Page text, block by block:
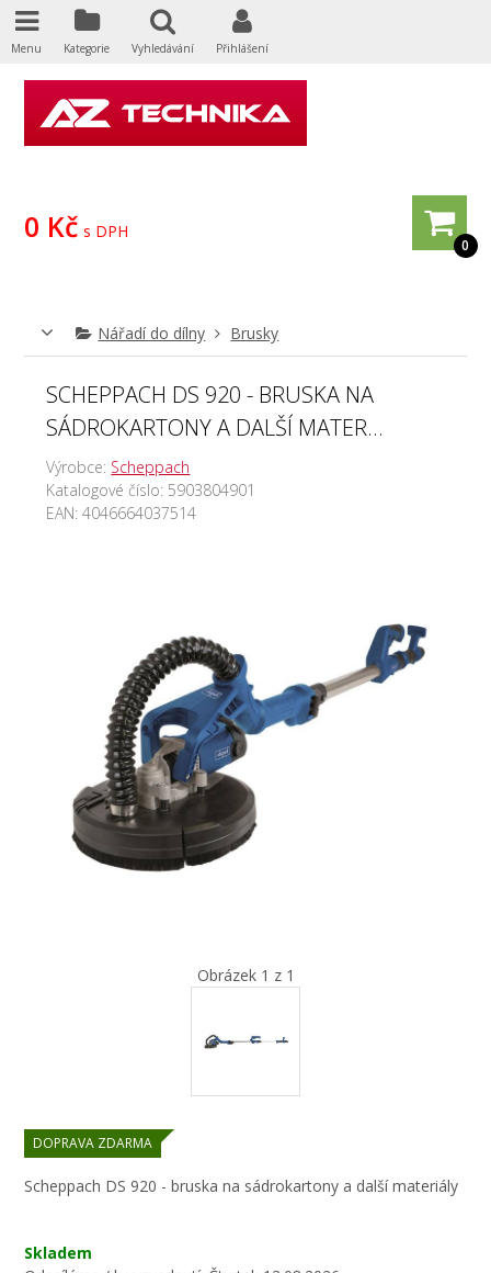
0
0 Kč s DPH
Nářadí do dílny Brusky
SCHEPPACH DS 920 - BRUSKA NA
SÁDROKARTONY A DALŠÍ MATER...
Výrobce: Scheppach
Katalogové číslo: 5903804901
EAN:4046664037514
Obrázek 1 z 1
DOPRAVA ZDARMA
Scheppach DS 920 - bruska na sádrokartony a další materiály
Skladem
Menu Kategorie Vyhledávání Přihlášení